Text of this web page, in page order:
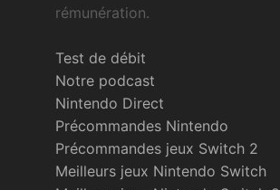
rémunération.
Test de débit
Notre podcast
Nintendo Direct
Précommandes Nintendo
Précommandes jeux Switch 2
Meilleurs jeux Nintendo Switch